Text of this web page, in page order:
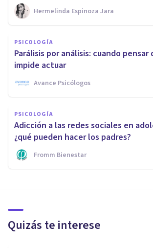
Hermelinda Espinoza Jara
PSICOLOGÍA
Parálisis por análisis: cuando
impide actuar
Avance Psicólogos
PSICOLOGÍA
Adicción a las redes sociales en
¿qué pueden hacer los padres?
Fromm Bienestar
Quizás te interese